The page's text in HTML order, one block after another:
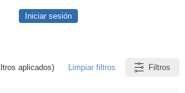
Iniciar sesión
Ahmet
aplicados) Limpiar filtros Filtros